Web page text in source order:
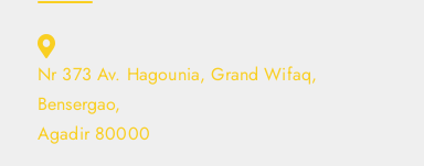
Nr 373 Av. Hagounia, Grand Wifaq,
Bensergao,
Agadir 80000